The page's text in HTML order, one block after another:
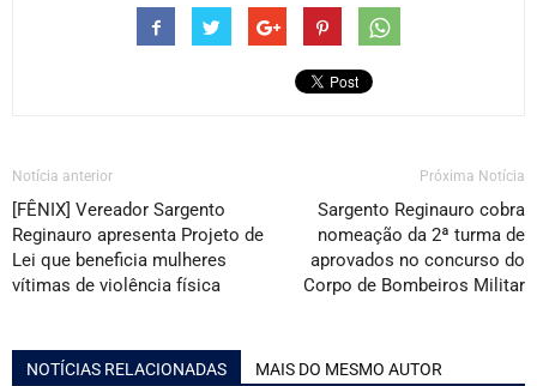
Notícia anterior
[FÊNIX] Vereador Sargento
Reginauro apresenta Projeto de
Lei que beneficia mulheres
vítimas de violência física
Próxima Notícia
Sargento Reginauro cobra
nomeação da 2ª turma de
aprovados no concurso do
Corpo de Bombeiros Militar
NOTÍCIAS RELACIONADAS MAIS DO MESMO AUTOR